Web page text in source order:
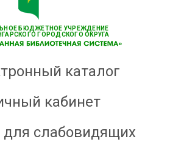
БЮДЖЕТНОЕ УЧРЕЖДЕНИЕ
ГОРОДСКОГО ОКРУГА
каталог
кабинет
для слабовидящих